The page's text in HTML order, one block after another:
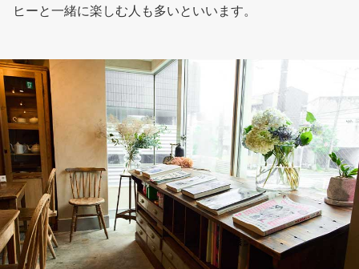
ヒーと一緒に楽しむ人も多いといいます。